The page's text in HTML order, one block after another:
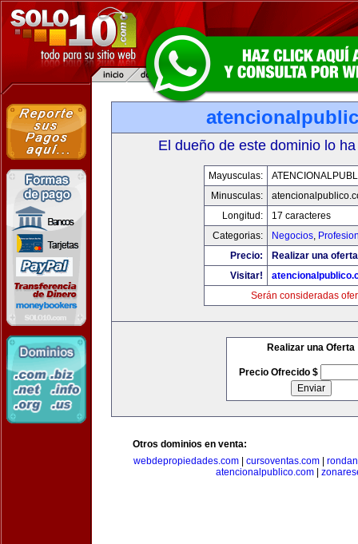
El dueño de este dominio lo
Mayusculas:
Minusculas:
Longitud:
17 caracteres
Categorias:
Negocios,
Precio:
Realizar una
Visitar!
Serán consideradas
Realizar una Oferta
Precio Ofrecido $
Otros dominios en venta:
webdepropiedades.com| cursoventas.com|
atencionalpublico.com